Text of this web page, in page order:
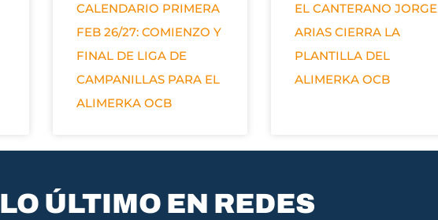
CALENDARIO PRIMERA
FEB 26/27: COMIENZO Y
FINAL DE LIGA DE
CAMPANILLAS PARA EL
ALIMERKA OCB
EL CANTERANO JORGE
ARIAS CIERRA LA
PLANTILLA DEL
ALIMERKA OCB
LO ÚLTIMO EN REDES